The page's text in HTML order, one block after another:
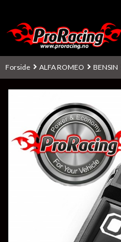
innholdet
Forside ALFA ROMEO BENSIN